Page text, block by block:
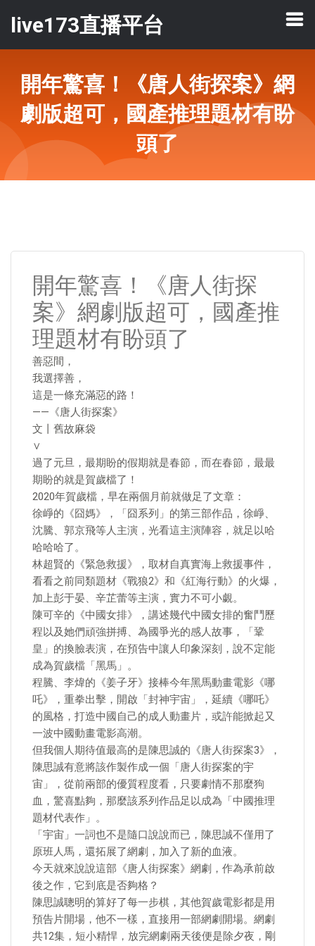
live173直播平台
開年驚喜！《唐人街探案》網
劇版超可，國產推理題材有盼
頭了
開年驚喜！《唐人街探
案》網劇版超可，國產推
理題材有盼頭了
善惡間，
我選擇善，
這是一條充滿惡的路！
——《唐人街探案》
文丨舊故麻袋
∨
過了元旦，最期盼的假期就是春節，而在春節，最最
期盼的就是賀歲檔了！
2020年賀歲檔，早在兩個月前就做足了文章：
徐崢的《囧媽》，「囧系列」的第三部作品，徐崢、
沈騰、郭京飛等人主演，光看這主演陣容，就足以哈
哈哈哈了。
林超賢的《緊急救援》，取材自真實海上救援事件，
看看之前同類題材《戰狼2》和《紅海行動》的火爆，
加上彭于晏、辛芷蕾等主演，實力不可小覷。
陳可辛的《中國女排》，講述幾代中國女排的奮鬥歷
程以及她們頑強拼搏、為國爭光的感人故事，「鞏
皇」的換臉表演，在預告中讓人印象深刻，說不定能
成為賀歲檔「黑馬」。
程騰、李煒的《姜子牙》接棒今年黑馬動畫電影《哪
吒》，重拳出擊，開啟「封神宇宙」，延續《哪吒》
的風格，打造中國自己的成人動畫片，或許能掀起又
一波中國動畫電影高潮。
但我個人期待值最高的是陳思誠的《唐人街探案3》，
陳思誠有意將該作製作成一個「唐人街探案的宇
宙」，從前兩部的優質程度看，只要劇情不那麼狗
血，驚喜點夠，那麼該系列作品足以成為「中國推理
題材代表作」。
「宇宙」一詞也不是隨口說說而已，陳思誠不僅用了
原班人馬，還拓展了網劇，加入了新的血液。
今天就來說說這部《唐人街探案》網劇，作為承前啟
後之作，它到底是否夠格？
陳思誠聰明的算好了每一步棋，其他賀歲電影都是用
預告片開場，他不一樣，直接用一部網劇開場。網劇
共12集，短小精悍，放完網劇兩天後便是除夕夜，剛